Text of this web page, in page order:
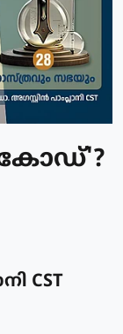
കോഡ്'?
CST